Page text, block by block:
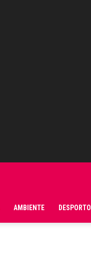
AMBIENTE DESPORTO